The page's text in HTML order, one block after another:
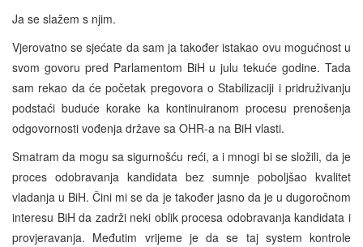
Ja se slažem s njim.
Vjerovatno se sjećate da sam ja također istakao ovu mogućnost u
svom govoru pred Parlamentom BiH u julu tekuće godine. Tada
sam rekao da će početak pregovora o Stabilizaciji i pridruživanju
podstaći buduće korake ka kontinuiranom procesu prenošenja
odgovornosti vođenja države sa OHR-a na BiH vlasti.
Smatram da mogu sa sigurnošću reći, a i mnogi bi se složili, da je
proces odobravanja kandidata bez sumnje poboljšao kvalitet
vladanja u BiH. Čini mi se da je također jasno da je u dugoročnom
interesu BiH da zadrži neki oblik procesa odobravanja kandidata i
provjeravanja. Međutim vrijeme je da se taj system kontrole